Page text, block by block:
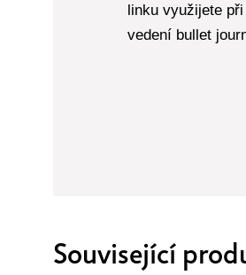
linku využijete
vedení bullet
Související